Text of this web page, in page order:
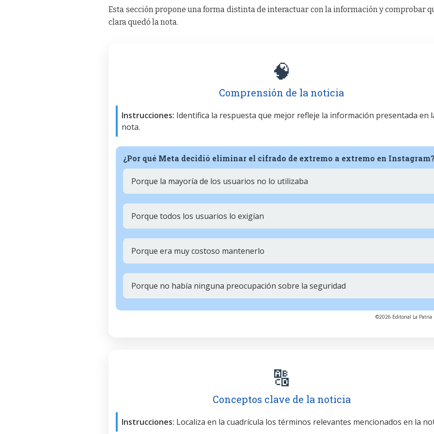
Esta sección propone una forma distinta de interactuar con la información y comprobar
clara quedó la nota.
🧠
Comprensión de la noticia
Instrucciones: Identifica la respuesta que mejor refleje la información presentada en
nota.
¿Por qué Meta decidió eliminar el cifrado de extremo a extremo en Instagram?
Porque la mayoría de los usuarios no lo utilizaba
Porque todos los usuarios lo exigían
Porque era muy costoso mantenerlo
Porque no había ninguna preocupación sobre la seguridad
©2026 Editorial La Patria
🔠
Conceptos clave de la noticia
Instrucciones: Localiza en la cuadrícula los términos relevantes mencionados en la